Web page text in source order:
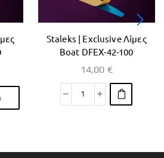
Staleks | Exclusive Λίμες
Boat DFEX-42-100
14,00 €